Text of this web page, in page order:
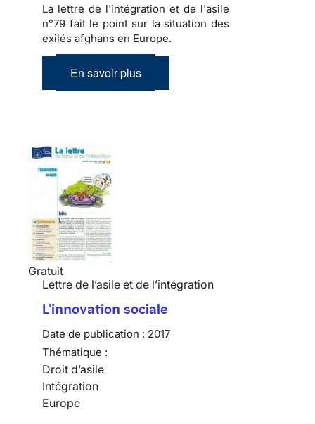
La lettre de l'intégration et de l'asile
n°79 fait le point sur la situation des
exilés afghans en Europe.
En savoir plus
Gratuit
Lettre de l’asile et de l’intégration
L'innovation sociale
Date de publication : 2017
Thématique :
Droit d’asile
Intégration
Europe